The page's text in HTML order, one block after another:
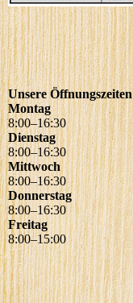
Unsere Öffnungszeiten
Montag
8:00–16:30
Dienstag
8:00–16:30
Mittwoch
8:00–16:30
Donnerstag
8:00–16:30
Freitag
8:00–15:00